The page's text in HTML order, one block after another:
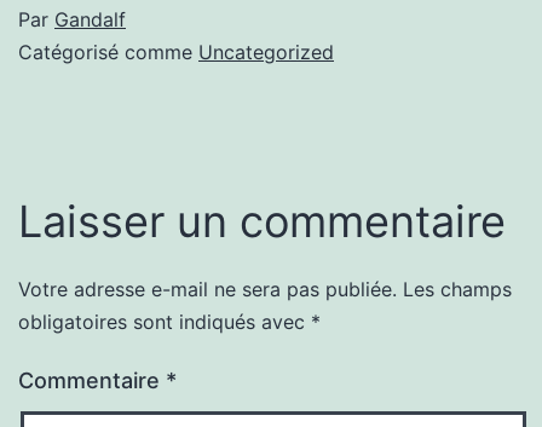
Par Gandalf
Catégorisé comme Uncategorized
Laisser un commentaire
Votre adresse e-mail ne sera pas publiée. Les champs
obligatoires sont indiqués avec *
Commentaire *